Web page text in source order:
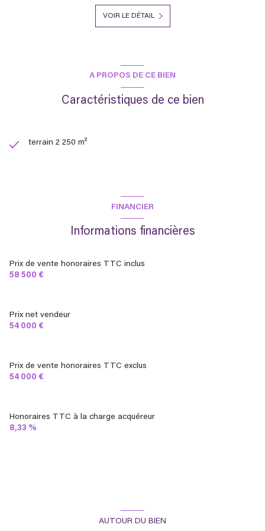
VOIR LE DÉTAIL
A PROPOS DE CE BIEN
Caractéristiques de ce bien
terrain 2 250 m²
FINANCIER
Informations financières
Prix de vente honoraires TTC inclus
58 500 €
Prix net vendeur
54 000 €
Prix de vente honoraires TTC exclus
54 000 €
Honoraires TTC à la charge acquéreur
8,33 %
AUTOUR DU BIEN